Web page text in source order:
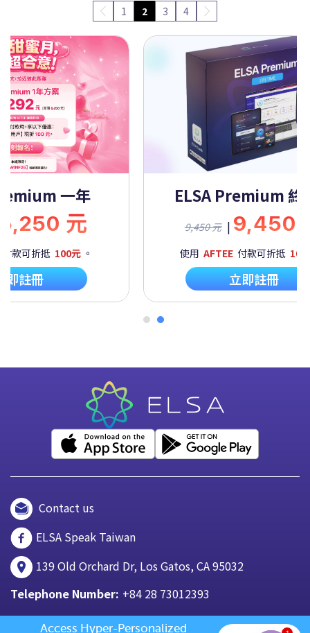
1 2 3 4
一年
元
付款可折抵 100元 。
即註冊
ELSA Premium 終
9,450 元 | 9,450
使用 AFTEE 付款可折抵 100
立即註冊
Contact us
ELSA Speak Taiwan
139 Old Orchard Dr, Los Gatos, CA 95032
Telephone Number: +84 28 73012393
Access Hyper-Personalized